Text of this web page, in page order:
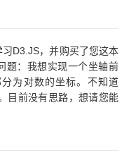
D3.JS，并购买了您这本
题：我想实现一个坐轴前
为对数的坐标。不知道
目前没有思路，想请您能